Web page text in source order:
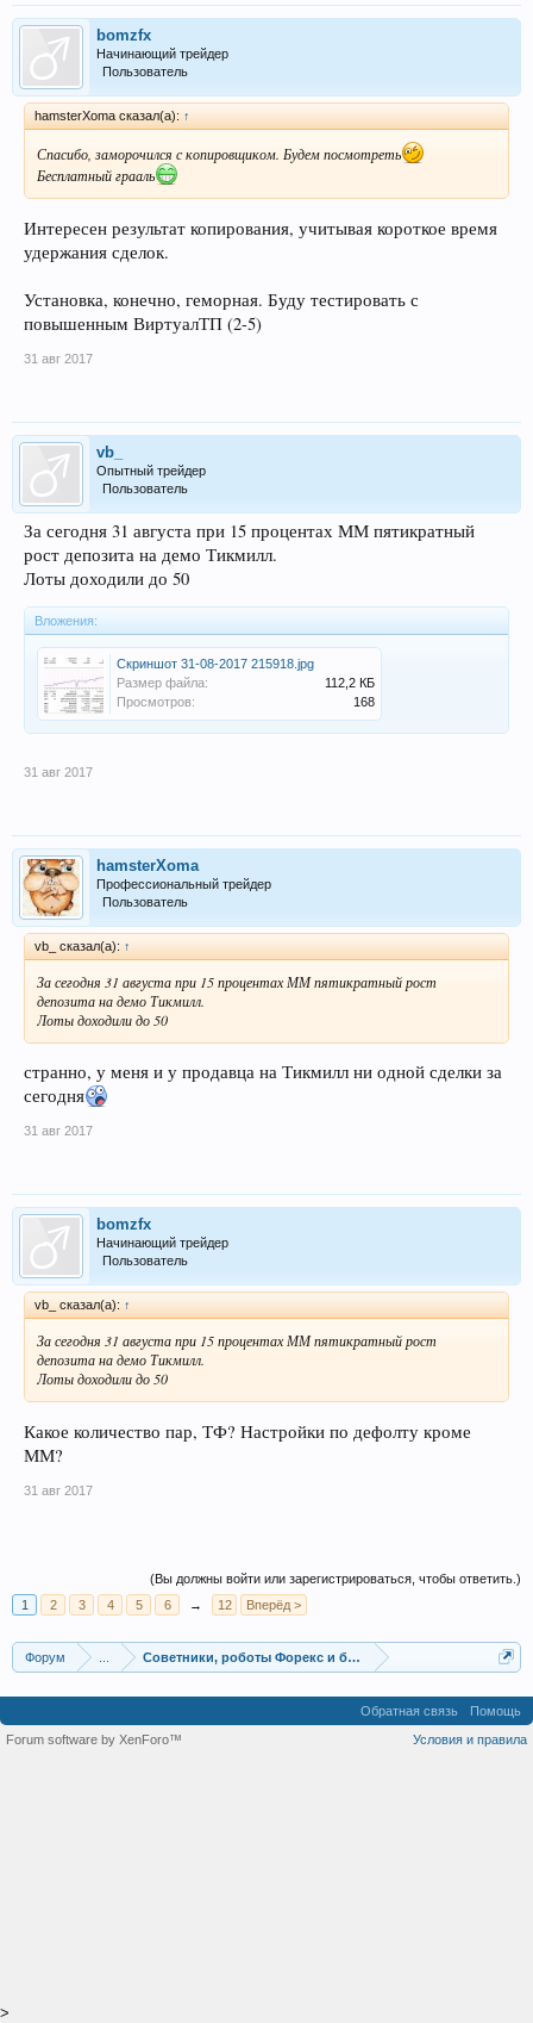
bomzfx
Начинающий трейдер
Пользователь
hamsterXoma сказал(а): ↑
Спасибо, заморочился с копировщиком. Будем посмотреть
Бесплатный грааль
Интересен результат копирования, учитывая короткое время
удержания сделок.
Установка, конечно, геморная. Буду тестировать с
повышенным ВиртуалТП (2-5)
31 авг 2017
vb_
Опытный трейдер
Пользователь
За сегодня 31 августа при 15 процентах ММ пятикратный
рост депозита на демо Тикмилл.
Лоты доходили до 50
Вложения:
Скриншот 31-08-2017 215918.jpg
Размер файла:
112,2 КБ
Просмотров:
168
31 авг 2017
hamsterXoma
Профессиональный трейдер
Пользователь
vb_ сказал(а): ↑
За сегодня 31 августа при 15 процентах ММ пятикратный рост
депозита на демо Тикмилл.
Лоты доходили до 50
странно, у меня и у продавца на Тикмилл ни одной сделки за
сегодня
31 авг 2017
bomzfx
Начинающий трейдер
Пользователь
vb_ сказал(а): ↑
За сегодня 31 августа при 15 процентах ММ пятикратный рост
депозита на демо Тикмилл.
Лоты доходили до 50
Какое количество пар, ТФ? Настройки по дефолту кроме
ММ?
31 авг 2017
(Вы должны войти или зарегистрироваться, чтобы ответить.)
1
2 3 4 5 6 → 12 Вперёд >
Форум Советники, роботы Форекс и бинарных опционов
Обратная связь
Помощь
Условия и правила
Forum software by XenForo™
>